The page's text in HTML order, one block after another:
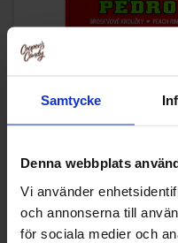
Samtycke
Denna webbplats
Vi använder
och annonserna till
för sociala medier och
Pedro Peach
10.90 kr 7.90
Køb